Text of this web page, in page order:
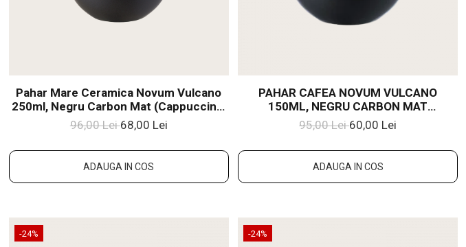
Pahar Mare Ceramica Novum Vulcano
250ml, Negru Carbon Mat (Cappuccino,
Flat White, Latte)
96,00 Lei68,00 Lei
ADAUGA IN COS
PAHAR CAFEA NOVUM VULCANO
150ML, NEGRU CARBON MAT
(ESPRESSO, CAPPUCCINO) GRESIE
GLAZURATĂ
95,00 Lei60,00 Lei
ADAUGA IN COS
-24% -24%